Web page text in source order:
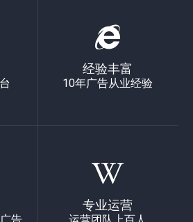
经验丰富
10年广告从业经验
专业运营